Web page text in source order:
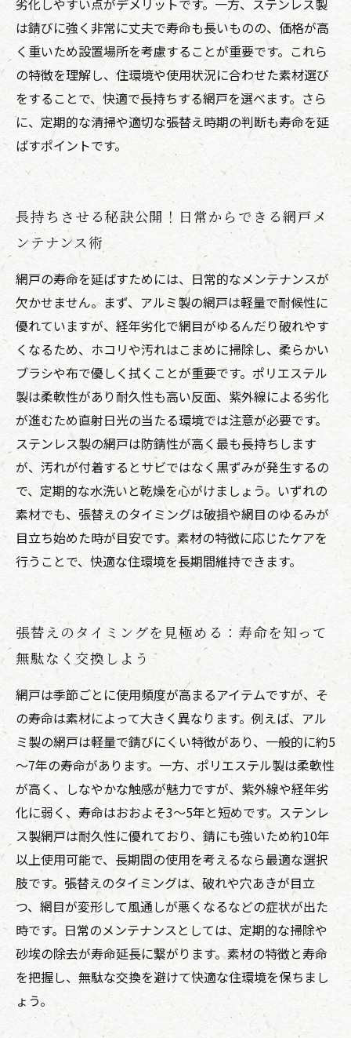
劣化しやすい点がデメリットです。一方、ステンレス製
は錆びに強く非常に丈夫で寿命も長いものの、価格が高
く重いため設置場所を考慮することが重要です。これら
の特徴を理解し、住環境や使用状況に合わせた素材選び
をすることで、快適で長持ちする網戸を選べます。さら
に、定期的な清掃や適切な張替え時期の判断も寿命を延
ばすポイントです。
長持ちさせる秘訣公開！日常からできる網戸メ
ンテナンス術
網戸の寿命を延ばすためには、日常的なメンテナンスが
欠かせません。まず、アルミ製の網戸は軽量で耐候性に
優れていますが、経年劣化で網目がゆるんだり破れやす
くなるため、ホコリや汚れはこまめに掃除し、柔らかい
ブラシや布で優しく拭くことが重要です。ポリエステル
製は柔軟性があり耐久性も高い反面、紫外線による劣化
が進むため直射日光の当たる環境では注意が必要です。
ステンレス製の網戸は防錆性が高く最も長持ちします
が、汚れが付着するとサビではなく黒ずみが発生するの
で、定期的な水洗いと乾燥を心がけましょう。いずれの
素材でも、張替えのタイミングは破損や網目のゆるみが
目立ち始めた時が目安です。素材の特徴に応じたケアを
行うことで、快適な住環境を長期間維持できます。
張替えのタイミングを見極める：寿命を知って
無駄なく交換しよう
網戸は季節ごとに使用頻度が高まるアイテムですが、そ
の寿命は素材によって大きく異なります。例えば、アル
ミ製の網戸は軽量で錆びにくい特徴があり、一般的に約5
～7年の寿命があります。一方、ポリエステル製は柔軟性
が高く、しなやかな触感が魅力ですが、紫外線や経年劣
化に弱く、寿命はおおよそ3～5年と短めです。ステンレ
ス製網戸は耐久性に優れており、錆にも強いため約10年
以上使用可能で、長期間の使用を考えるなら最適な選択
肢です。張替えのタイミングは、破れや穴あきが目立
つ、網目が変形して風通しが悪くなるなどの症状が出た
時です。日常のメンテナンスとしては、定期的な掃除や
砂埃の除去が寿命延長に繋がります。素材の特徴と寿命
を把握し、無駄な交換を避けて快適な住環境を保ちまし
ょう。